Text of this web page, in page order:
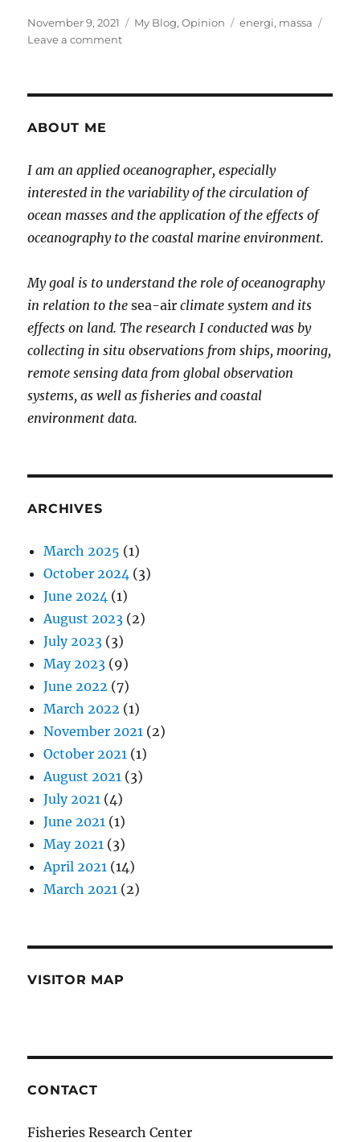
Posted
on
November 9, 2021 Categories
My Blog,Opinion Tags
energi, massa
Leave a commenton
ABOUT ME
I am an applied oceanographer, especially
interested in the variability of the circulation of
ocean masses and the application of the effects of
oceanography to the coastal marine environment.
My goal is to understand the role of oceanography
in relation to the sea-air climate system and its
effects on land. The research I conducted was by
collecting in situ observations from ships, mooring,
remote sensing data from global observation
systems, as well as fisheries and coastal
environment data.
ARCHIVES
March 2025 (1)
October 2024 (3)
June 2024 (1)
August 2023 (2)
July 2023 (3)
May 2023 (9)
June 2022 (7)
March 2022 (1)
November 2021 (2)
October 2021 (1)
August 2021 (3)
July 2021 (4)
June 2021 (1)
May 2021 (3)
April 2021 (14)
March 2021 (2)
VISITOR MAP
CONTACT
Fisheries Research Center